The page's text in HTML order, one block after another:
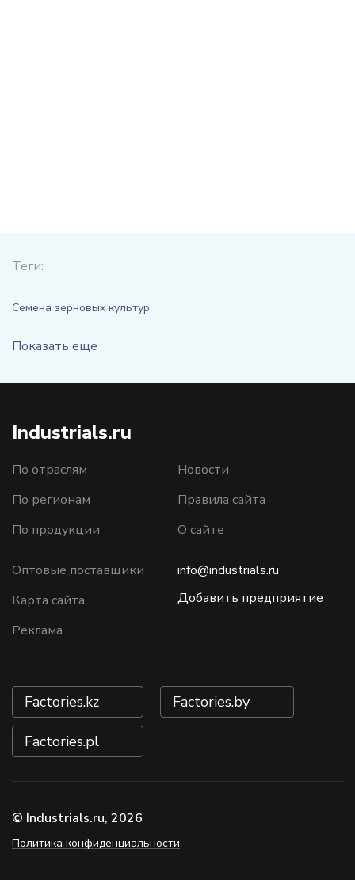
Теги:
Семена зерновых культур
Показать еще
Industrials.ru
По отраслям
По регионам
По продукции
Новости
Правила сайта
О сайте
Оптовые поставщики
Карта сайта
Реклама
info@industrials.ru
Добавить предприятие
Factories.kz Factories.by
Factories.pl
© Industrials.ru, 2026
Политика конфиденциальности